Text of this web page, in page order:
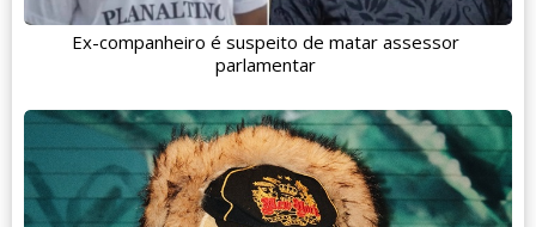
Ex-companheiro é suspeito de matar assessor
parlamentar